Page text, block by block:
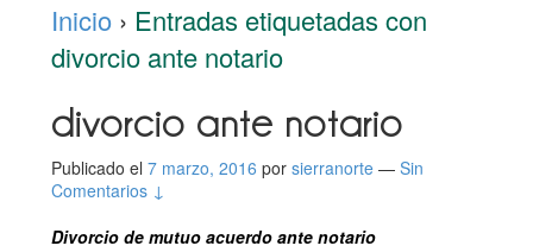
Inicio › Entradas etiquetadas con
divorcio ante notario
divorcio ante notario
Publicado el7 marzo, 2016 porsierranorte — Sin
Comentarios ↓
Divorcio de mutuo acuerdo ante notario